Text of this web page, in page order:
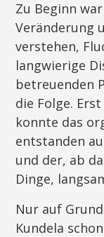
Zu Beginn
Veränderung
verstehen,
langwierige
betreuenden
die Folge.
konnte das
entstanden
und der, ab
Dinge,
Nur auf
Kundela